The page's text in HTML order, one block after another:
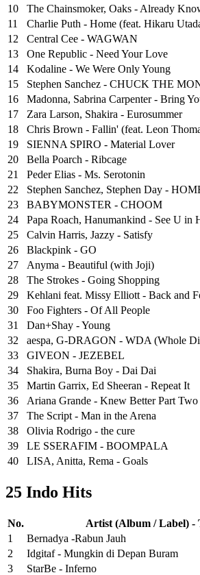
10
The Chainsmoker, Oaks - Already
11
Charlie Puth - Home (feat. Hikaru
12
Central Cee - WAGWAN
13
One Republic - Need Your Love
14
Kodaline - We Were Only Young
15
Stephen Sanchez - CHUCK THE
16
Madonna, Sabrina Carpenter - Bring
17
Zara Larson, Shakira - Eurosummer
18
Chris Brown - Fallin' (feat. Leon
19
SIENNA SPIRO - Material Lover
20
Bella Poarch - Ribcage
21
Peder Elias - Ms. Serotonin
22
Stephen Sanchez, Stephen Day -
23
BABYMONSTER - CHOOM
24
Papa Roach, Hanumankind - See U in
25
⁠Calvin Harris, Jazzy - Satisfy
26
Blackpink - GO
27
Anyma - Beautiful (with Joji)
28
The Strokes - Going Shopping
29
Kehlani feat. Missy Elliott - Back and
30
Foo Fighters - Of All People
31
Dan+Shay - Young
32
aespa, G-DRAGON - WDA (Whole
33
GIVEON - JEZEBEL
34
Shakira, Burna Boy - Dai Dai
35
Martin Garrix, Ed Sheeran - Repeat It
36
Ariana Grande - Knew Better Part Two
37
The Script - Man in the Arena
38
Olivia Rodrigo - the cure
39
LE SSERAFIM - BOOMPALA
40
LISA, Anitta, Rema - Goals
25 Indo Hits
No.
Artist (Album / Label) -
1
Bernadya -Rabun Jauh
2
Idgitaf - Mungkin di Depan Buram
3
StarBe - Inferno